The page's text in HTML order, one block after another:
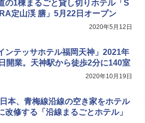
エアーポンプ SUP用 20PSI 電動ポンプ
ボート 空気入れ 空気抜き 自動停止 過熱
護 日光可読lcd 7種類ノズル付き
の1棟まるごと貸し切りホテル「S
定山渓 膳」5月22日オープン
2020年5月12日
ンテッサホテル福岡天神」2021年
開業。天神駅から徒歩2分に140室
2020年10月19日
本、青梅線沿線の空き家をホテル
改修する「沿線まるごとホテル」